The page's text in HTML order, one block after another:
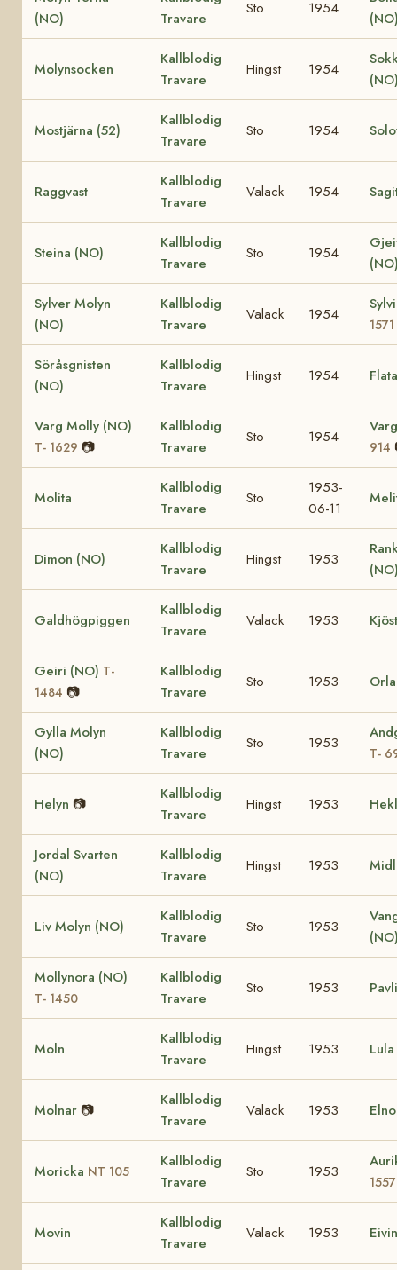
(NO)
Travare
Sto 1954
Molynsocken
Kallblodig
Travare
Hingst 1954
Mostjärna (52)
Kallblodig
Travare
Sto 1954
Raggvast
Kallblodig
Travare
Valack 1954
Steina (NO)
Kallblodig
Travare
Sto 1954
Sylver Molyn
(NO)
Kallblodig
Travare
Valack 1954
1571
Söråsgnisten
(NO)
Kallblodig
Travare
Hingst 1954
Varg Molly (NO)
T- 1629 📷
Kallblodig
Travare
Sto 1954
914
Molita
Kallblodig
Travare
Sto
1953-
06-11
Dimon (NO)
Kallblodig
Travare
Hingst 1953
Galdhögpiggen
Kallblodig
Travare
Valack 1953
Geiri (NO) T-
1484 📷
Kallblodig
Travare
Sto 1953
Gylla Molyn
(NO)
Kallblodig
Travare
Sto 1953
T-
Helyn 📷
Kallblodig
Travare
Hingst 1953
Jordal Svarten
(NO)
Kallblodig
Travare
Hingst 1953
Liv Molyn (NO)
Kallblodig
Travare
Sto 1953
Mollynora (NO)
T- 1450
Kallblodig
Travare
Sto 1953
Moln
Kallblodig
Travare
Hingst 1953 Lula
Molnar 📷
Kallblodig
Travare
Valack 1953
Moricka NT 105
Kallblodig
Travare
Sto 1953
Movin
Kallblodig
Travare
Valack 1953